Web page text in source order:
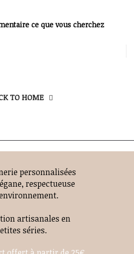
ce que vous cherchez
TO HOME
personnalisées
respectueuse
artisanales en
séries.